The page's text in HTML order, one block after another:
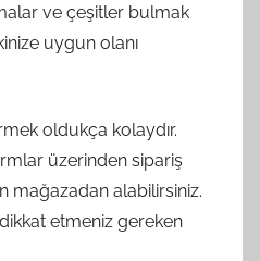
ve çeşitler bulmak
uygun olanı
oldukça kolaydır.
üzerinden sipariş
mağazadan alabilirsiniz.
etmeniz gereken